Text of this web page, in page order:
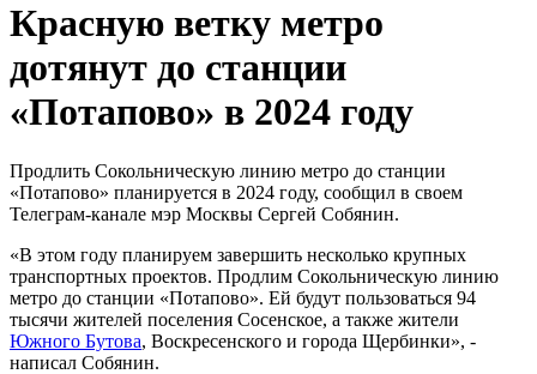
Красную ветку метро
дотянут до станции
«Потапово» в 2024 году
Продлить Сокольническую линию метро до станции
«Потапово» планируется в 2024 году, сообщил в своем
Телеграм-канале мэр Москвы Сергей Собянин.
«В этом году планируем завершить несколько крупных
транспортных проектов. Продлим Сокольническую линию
метро до станции «Потапово». Ей будут пользоваться 94
тысячи жителей поселения Сосенское, а также жители
Южного Бутова, Воскресенского и города Щербинки», -
написал Собянин.